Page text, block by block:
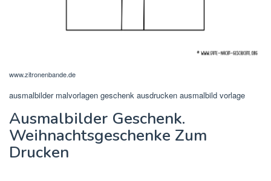
www.zitronenbande.de
ausmalbilder malvorlagen geschenk ausdrucken ausmalbild vorlage
Ausmalbilder Geschenk.
Weihnachtsgeschenke Zum
Drucken